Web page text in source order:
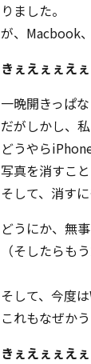
りました。
が、Macbook
きぇえぇぇえ
一晩開きっぱ
だがしかし、
どうやら
写真を消すこと
そして、消す
どうにか、無
（そしたらも
そして、今度
これもなぜか
きぇえぇぇえ